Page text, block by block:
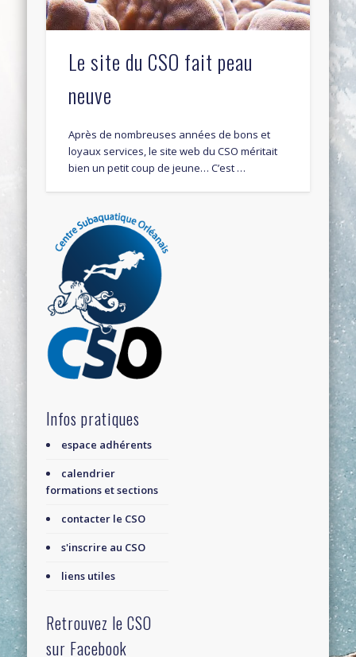
Le site du CSO fait peau
neuve
Après de nombreuses années de bons et
loyaux services, le site web du CSO méritait
bien un petit coup de jeune… C’est …
Infos pratiques
espace adhérents
calendrier
formations et sections
contacter le CSO
s'inscrire au CSO
liens utiles
Retrouvez le CSO
sur Facebook